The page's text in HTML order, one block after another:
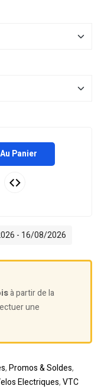
Panier
- 16/08/2026
à partir de la
une
,Promos & Soldes,
Electriques,VTC